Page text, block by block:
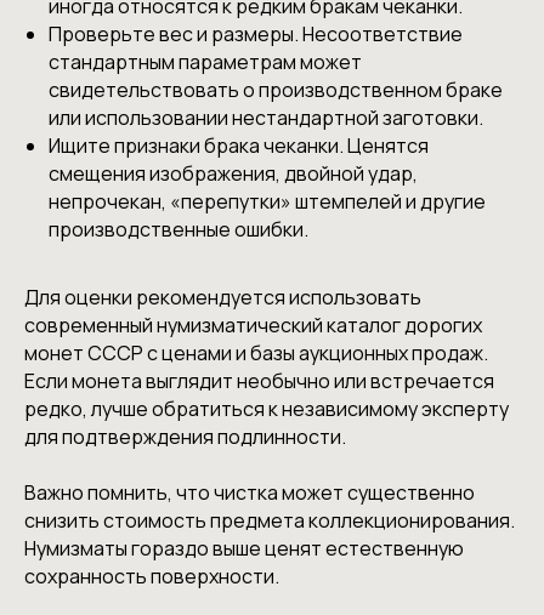
иногда относятся к редким бракам чеканки.
Проверьте вес и размеры. Несоответствие
стандартным параметрам может
свидетельствовать о производственном браке
или использовании нестандартной заготовки.
Ищите признаки брака чеканки. Ценятся
смещения изображения, двойной удар,
непрочекан, «перепутки» штемпелей и другие
производственные ошибки.
Для оценки рекомендуется использовать
современный нумизматический каталог дорогих
монет СССР с ценами и базы аукционных продаж.
Если монета выглядит необычно или встречается
редко, лучше обратиться к независимому эксперту
для подтверждения подлинности.
Важно помнить, что чистка может существенно
снизить стоимость предмета коллекционирования.
Нумизматы гораздо выше ценят естественную
сохранность поверхности.